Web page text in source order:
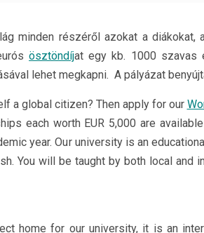
minden részéről azokat a diákokat,
ösztöndíjat egy kb. 1000 szavas
lehet megkapni. A pályázat
a global citizen? Then apply for our
each worth EUR 5,000 are
year. Our university is an
You will be taught by both local and
home for our university, it is an